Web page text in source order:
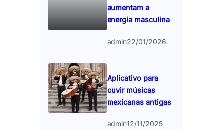
aumentam a
energia masculina
admin22/01/2026
Aplicativo para
ouvir músicas
mexicanas antigas
admin12/11/2025